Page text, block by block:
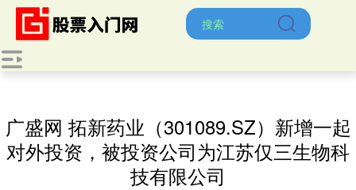
广盛网 拓新药业（301089.SZ）新增一起
对外投资，被投资公司为江苏仅三生物科
技有限公司